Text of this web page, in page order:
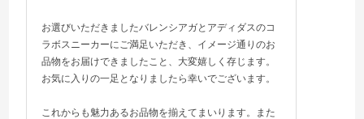
お選びいただきましたバレンシアガとアディダスのコ
ラボスニーカーにご満足いただき、イメージ通りのお
品物をお届けできましたこと、大変嬉しく存じます。
お気に入りの一足となりましたら幸いでございます。
これからも魅力あるお品物を揃えてまいります。また